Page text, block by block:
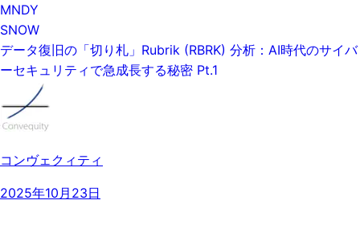
MNDY
SNOW
データ復旧の「切り札」Rubrik (RBRK) 分析：AI時代のサイバ
ーセキュリティで急成長する秘密 Pt.1
コンヴェクィティ
2025年10月23日